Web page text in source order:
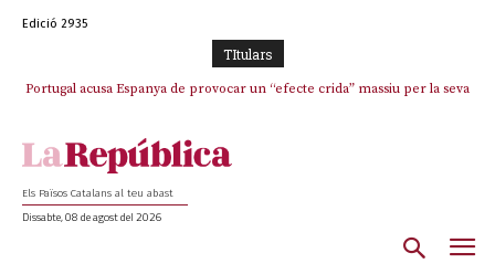
Edició 2935
TItulars
Portugal acusa Espanya de provocar un “efecte crida” massiu per la seva
Els Països Catalans al teu abast
Dissabte, 08 de agost del 2026